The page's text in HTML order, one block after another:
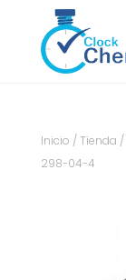
Inicio / Tienda /
298-04-4